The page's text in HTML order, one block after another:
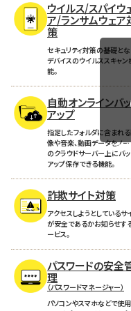
ウイルス/スパイウ
ア/ランサムウェア
策
セキュリティ対策の基礎と
デバイスのウイルススキャン
能。
自動オンラインバ
アップ
指定したフォルダに含まれ
像や音楽、動画データをノー
のクラウドサーバー上にバ
アップ保存できる機能。
詐欺サイト対策
アクセスしようとしているサ
が安全であるかお知らせす
ービス。
パスワードの安全
理
（パスワードマネージャー）
パソコンやスマホなどで使
ス